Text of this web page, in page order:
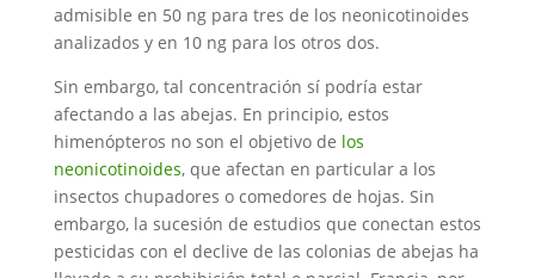
admisible en 50 ng para tres de los neonicotinoides
analizados y en 10 ng para los otros dos.
Sin embargo, tal concentración sí podría estar
afectando a las abejas. En principio, estos
himenópteros no son el objetivo de los
neonicotinoides, que afectan en particular a los
insectos chupadores o comedores de hojas. Sin
embargo, la sucesión de estudios que conectan estos
pesticidas con el declive de las colonias de abejas ha